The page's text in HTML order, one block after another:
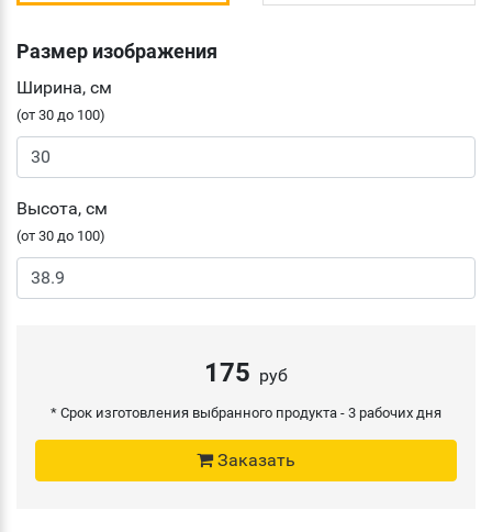
Размер изображения
Ширина, см
(от 30 до 100)
Высота, см
(от 30 до 100)
175 руб
* Срок изготовления выбранного продукта - 3 рабочих дня
Заказать